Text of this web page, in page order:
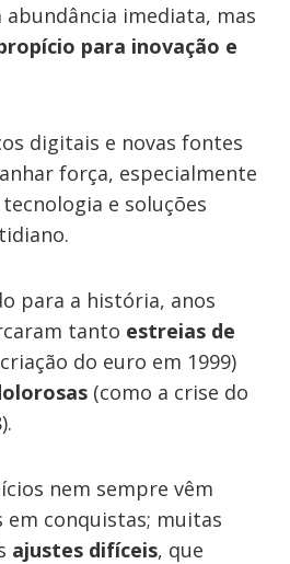
abundância imediata, mas
para inovação e
digitais e novas fontes
força, especialmente
e soluções
para a história, anos
tanto estreias de
do euro em 1999)
(como a crise do
nem sempre vêm
em conquistas; muitas
ajustes difíceis, que